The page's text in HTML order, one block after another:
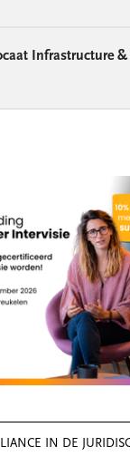
Infrastructure
IN DE